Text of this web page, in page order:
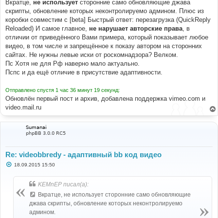
});
$ ('#qr_posts'). on('qr_loaded', add_videobb);
$('#qr_postform').on( 'ajax_submit_preview', function
(e ) {
   add_videobb
(e, $('#preview'));
});
</script>
Вкратце, не использует сторонние само обновляющие джава
скрипты, обновление которых неконтролируемо админом. Плюс из
коробки совместим с [beta] Быстрый ответ: перезагрузка (QuickReply
Reloaded) И самое главное, не нарушает авторские права, в
отличии от приведённого Вами примера, который показывает любое
видео, в том числе и запрещённое к показу автором на сторонних
сайтах. Не нужны левые иски от роскомнадзора? Велком.
Пс Хотя не для Рф наверно мало актуально.
Пспс и да ещё отличие в присутствие адаптивности.
Отправлено спустя 1 час 36 минут 19 секунд:
Обновлён первый пост и архив, добавлена поддержка vimeo.com и
video.mail.ru
Sumanai
phpBB 3.0.0 RC5
Re: videobbredy - адаптивный bb код видео
С18.09.2015 15:50
KEMnEP писал(а):
Вкратце, не использует сторонние само обновляющие
джава скрипты, обновление которых неконтролируемо
админом.